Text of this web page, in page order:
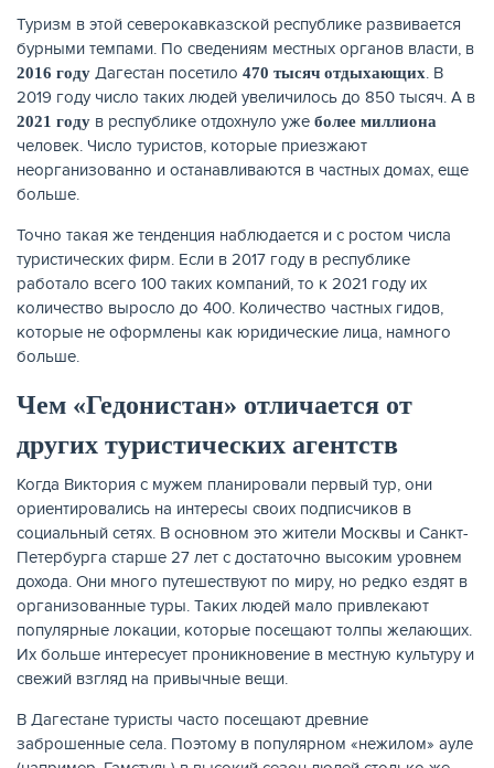
Туризм в этой северокавказской республике развивается
бурными темпами. По сведениям местных органов власти, в
2016 году Дагестан посетило 470 тысяч отдыхающих. В
2019 году число таких людей увеличилось до 850 тысяч. А в
2021 году в республике отдохнуло уже более миллиона
человек. Число туристов, которые приезжают
неорганизованно и останавливаются в частных домах, еще
больше.
Точно такая же тенденция наблюдается и с ростом числа
туристических фирм. Если в 2017 году в республике
работало всего 100 таких компаний, то к 2021 году их
количество выросло до 400. Количество частных гидов,
которые не оформлены как юридические лица, намного
больше.
Чем «Гедонистан» отличается от
других туристических агентств
Когда Виктория с мужем планировали первый тур, они
ориентировались на интересы своих подписчиков в
социальный сетях. В основном это жители Москвы и Санкт-
Петербурга старше 27 лет с достаточно высоким уровнем
дохода. Они много путешествуют по миру, но редко ездят в
организованные туры. Таких людей мало привлекают
популярные локации, которые посещают толпы желающих.
Их больше интересует проникновение в местную культуру и
свежий взгляд на привычные вещи.
В Дагестане туристы часто посещают древние
заброшенные села. Поэтому в популярном «нежилом» ауле